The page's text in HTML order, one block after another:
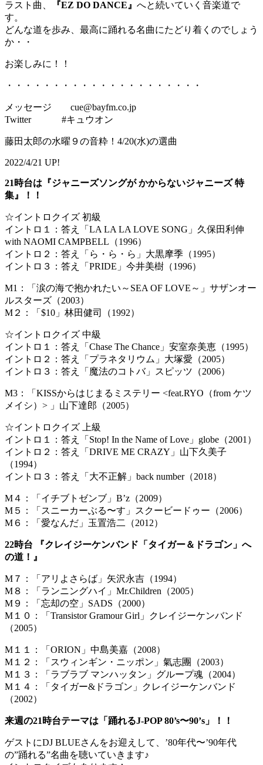
ラスト曲、 『EZ DO DANCE』 へと続いていく音楽道で
す。
どんな道を歩み、最高に踊れる名曲にたどり着くのでしょう
か・・
お楽しみに！！
・・・・・・・・・・・・・・・・・・・・・
メッセージ cue@bayfm.co.jp
Twitter #キュウオン
藤田太郎の水曜９の音粋！4/20(水)の選曲
2022/4/21 UP!
21時台は『ジャニーズソングが かからないジャニーズ 特
集』！！
☆イントロクイズ 初級
イントロ１：答え「LA LA LA LOVE SONG」久保田利伸
with NAOMI CAMPBELL（1996）
イントロ２：答え「ら・ら・ら」大黒摩季（1995）
イントロ３：答え「PRIDE」今井美樹（1996）
M1：「涙の海で抱かれたい～SEA OF LOVE～」サザンオー
ルスターズ（2003）
M２：「$10」林田健司（1992）
☆イントロクイズ 中級
イントロ１：答え「Chase The Chance」安室奈美恵（1995）
イントロ２：答え「プラネタリウム」大塚愛（2005）
イントロ３：答え「魔法のコトバ」スピッツ（2006）
M3：「KISSからはじまるミステリー <feat.RYO（from ケツ
メイシ）> 」山下達郎（2005）
☆イントロクイズ 上級
イントロ１：答え「Stop! In the Name of Love」globe（2001）
イントロ２：答え「DRIVE ME CRAZY」山下久美子
（1994）
イントロ３：答え「大不正解」back number（2018）
M４：「イチブトゼンブ」B’z（2009）
M５：「スニーカーぶる〜す」スクービードゥー（2006）
M６：「愛なんだ」玉置浩二（2012）
22時台 『クレイジーケンバンド「タイガー＆ドラゴン」へ
の道！』
M７：「アリよさらば」矢沢永吉（1994）
M８：「ランニングハイ」Mr.Children（2005）
M９：「忘却の空」SADS（2000）
M１０：「Transistor Gramour Girl」クレイジーケンバンド
（2005）
M１１：「ORION」中島美嘉（2008）
M１２：「スウィンギン・ニッポン」氣志團（2003）
M１３：「ラブラブ マンハッタン」グループ魂（2004）
M１４：「タイガー&ドラゴン」クレイジーケンバンド
（2002）
来週の21時台テーマは「踊れるJ-POP 80’s〜90’s」！！
ゲストにDJ BLUEさんをお迎えして、’80年代〜’90年代
の”踊れる”名曲を聴いていきます♪